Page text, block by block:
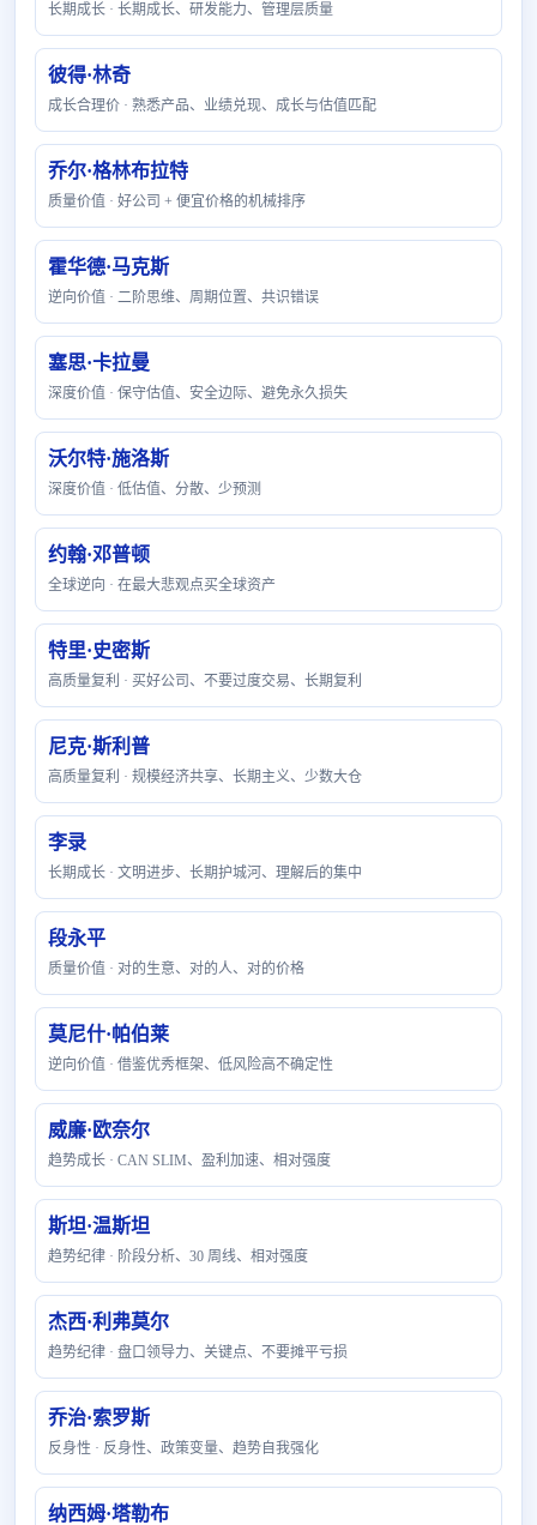
长期成长 · 长期成长、研发能力、管理层质量
彼得·林奇
成长合理价 · 熟悉产品、业绩兑现、成长与估值匹配
乔尔·格林布拉特
质量价值 · 好公司 + 便宜价格的机械排序
霍华德·马克斯
逆向价值 · 二阶思维、周期位置、共识错误
塞思·卡拉曼
深度价值 · 保守估值、安全边际、避免永久损失
沃尔特·施洛斯
深度价值 · 低估值、分散、少预测
约翰·邓普顿
全球逆向 · 在最大悲观点买全球资产
特里·史密斯
高质量复利 · 买好公司、不要过度交易、长期复利
尼克·斯利普
高质量复利 · 规模经济共享、长期主义、少数大仓
李录
长期成长 · 文明进步、长期护城河、理解后的集中
段永平
质量价值 · 对的生意、对的人、对的价格
莫尼什·帕伯莱
逆向价值 · 借鉴优秀框架、低风险高不确定性
威廉·欧奈尔
趋势成长 · CAN SLIM、盈利加速、相对强度
斯坦·温斯坦
趋势纪律 · 阶段分析、30 周线、相对强度
杰西·利弗莫尔
趋势纪律 · 盘口领导力、关键点、不要摊平亏损
乔治·索罗斯
反身性 · 反身性、政策变量、趋势自我强化
纳西姆·塔勒布